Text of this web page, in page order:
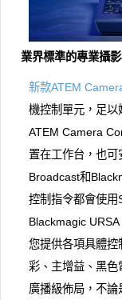
業界標準的專業攝
新款ATEM
機控制單元，足以
ATEM Camera
置在工作台，也
Broadcast和
控制指令都會使用
Blackmagic
您提供各項具體控
彩、主增益、黑色
廣播級佈局，不